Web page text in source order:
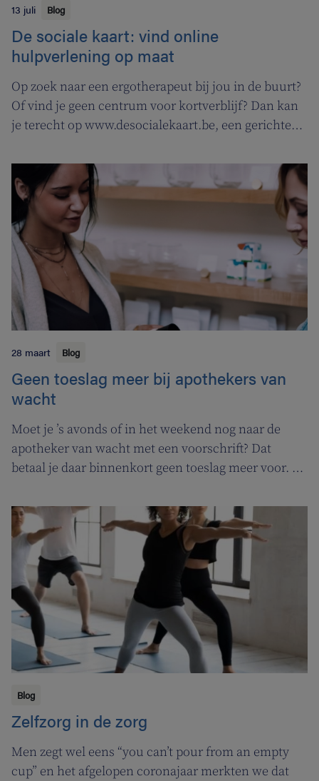
13 juli Blog
De sociale kaart: vind online
hulpverlening op maat
Op zoek naar een ergotherapeut bij jou in de buurt?
Of vind je geen centrum voor kortverblijf? Dan kan
je terecht op www.desocialekaart.be, een gerichte
gezondheidszorg en welzijn. Heel handig voor zowel
patiënten als zorgverleners.
28 maart Blog
Geen toeslag meer bij apothekers van
wacht
Moet je ’s avonds of in het weekend nog naar de
apotheker van wacht met een voorschrift? Dat
betaal je daar binnenkort geen toeslag meer voor. In
apothekers van wacht.
Blog
Zelfzorg in de zorg
Men zegt wel eens “you can’t pour from an empty
cup” en het afgelopen coronajaar merkten we dat